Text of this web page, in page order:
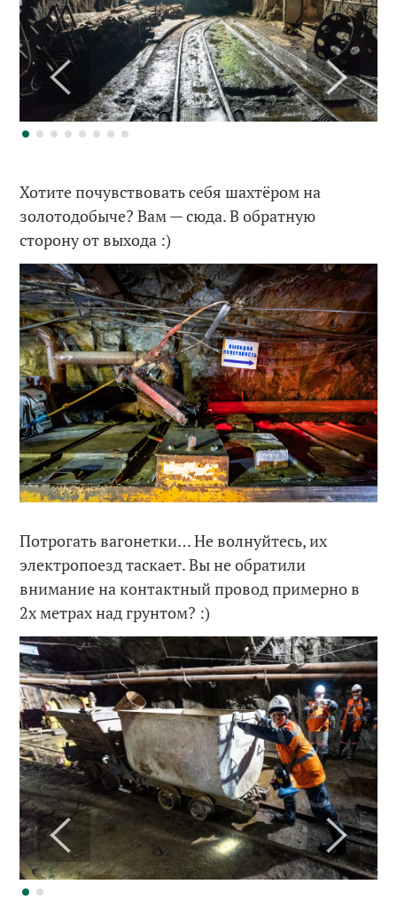
Хотите почувствовать себя шахтёром на
золотодобыче? Вам — сюда. В обратную
сторону от выхода :)
Потрогать вагонетки… Не волнуйтесь, их
электропоезд таскает. Вы не обратили
внимание на контактный провод примерно в
2х метрах над грунтом? :)